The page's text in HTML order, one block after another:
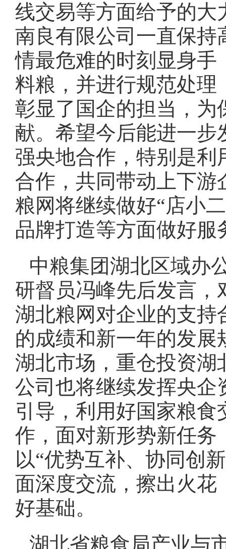
线交易等方面给予的大
南良有限公司一直保持
情最危难的时刻显身手
料粮，并进行规范处理
彰显了国企的担当，为
献。希望今后能进一
强央地合作，特别是
合作，共同带动上下
粮网将继续做好“店小
品牌打造等方面做好服
中粮集团湖北区域办
研督员冯峰先后发言，
湖北粮网对企业的支持
的成绩和新一年的发
湖北市场，重仓投资湖
公司也将继续发挥央企
引导，利用好国家粮
作，面对新形势新任务
以“优势互补、协同创
面深度交流，擦出火
好基础。
湖北省粮食局产业与